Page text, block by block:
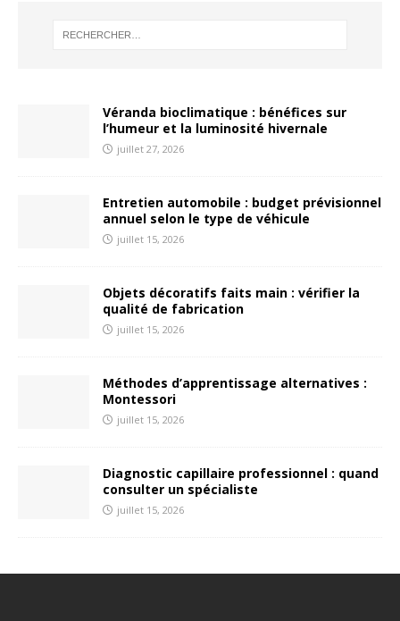
Véranda bioclimatique : bénéfices sur
l’humeur et la luminosité hivernale
juillet 27, 2026
Entretien automobile : budget prévisionnel
annuel selon le type de véhicule
juillet 15, 2026
Objets décoratifs faits main : vérifier la
qualité de fabrication
juillet 15, 2026
Méthodes d’apprentissage alternatives :
Montessori
juillet 15, 2026
Diagnostic capillaire professionnel : quand
consulter un spécialiste
juillet 15, 2026